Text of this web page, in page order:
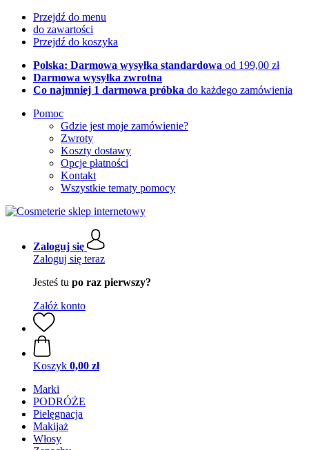
Przejdź do menu
do zawartości
Przejdź do koszyka
Polska: Darmowa wysyłka standardowa od 199,00 zł
Darmowa wysyłka zwrotna
Co najmniej 1 darmowa próbka do każdego zamówienia
Pomoc
Gdzie jest moje zamówienie?
Zwroty
Koszty dostawy
Opcje płatności
Kontakt
Wszystkie tematy pomocy
Zaloguj się
Zaloguj się teraz
Jesteś tu po raz pierwszy?
Załóż konto
Koszyk 0,00 zł
Marki
PODRÓŻE
Pielęgnacja
Makijaż
Włosy